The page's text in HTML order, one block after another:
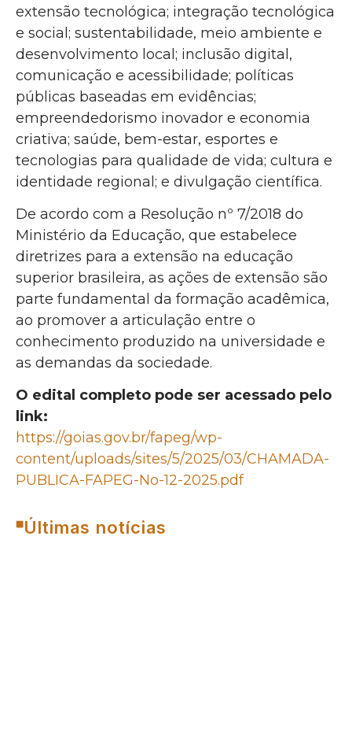
extensão tecnológica; integração tecnológica
e social; sustentabilidade, meio ambiente e
desenvolvimento local; inclusão digital,
comunicação e acessibilidade; políticas
públicas baseadas em evidências;
empreendedorismo inovador e economia
criativa; saúde, bem-estar, esportes e
tecnologias para qualidade de vida; cultura e
identidade regional; e divulgação científica.
De acordo com a Resolução nº 7/2018 do
Ministério da Educação, que estabelece
diretrizes para a extensão na educação
superior brasileira, as ações de extensão são
parte fundamental da formação acadêmica,
ao promover a articulação entre o
conhecimento produzido na universidade e
as demandas da sociedade.
O edital completo pode ser acessado pelo
link:
https://goias.gov.br/fapeg/wp-
content/uploads/sites/5/2025/03/CHAMADA-
PUBLICA-FAPEG-No-12-2025.pdf
Últimas notícias